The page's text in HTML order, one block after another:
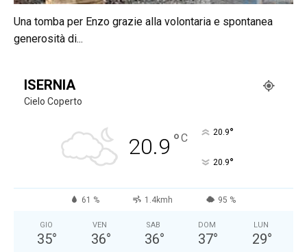
Una tomba per Enzo grazie alla volontaria e spontanea
generosità di...
ISERNIA
Cielo Coperto
20.9 °C 20.9°
20.9°
61 % 1.4kmh 95 %
GIO
35°
VEN
36°
SAB
36°
DOM
37°
LUN
29°